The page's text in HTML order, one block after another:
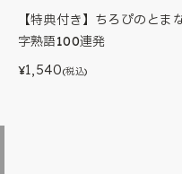
【特典付き】ちろぴのとま
字熟語100連発
¥1,540(税込)